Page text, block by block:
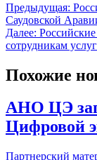
Предыдущая:
Саудовской
Далее:
сотрудникам
Похожие
АНО ЦЭ
Цифровой
Партнерский